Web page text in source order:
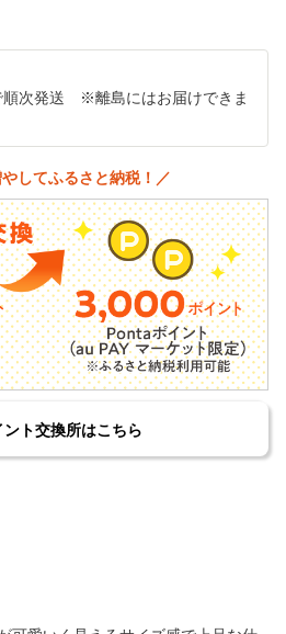
順次発送 ※離島にはお届けできま
してふるさと納税！／
ント交換所はこちら